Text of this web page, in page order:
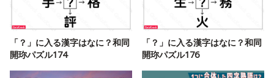
「？」に入る漢字はなに？和同
開珎パズル174
「？」に入る漢字はなに？和同
開珎パズル176